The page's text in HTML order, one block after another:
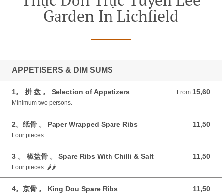
Garden In Lichfield
APPETISERS & DIM SUMS‎
1。 拼 盘 。 Selection of Appetizers From 15,60
From 15,60 GBP
Minimum two persons.
2。纸骨 。 Paper Wrapped Spare Ribs 11,50
11,50 GBP
Four pieces.
3 。 椒盐骨 。 Spare Ribs With Chilli & Salt 11,50
11,50 GBP
Four‎ pieces. 🌶️🌶️
4。京骨 。 King Dou Spare Ribs 11,50
11,50 GBP